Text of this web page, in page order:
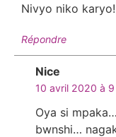
Nivyo niko
Répondre
Nice
10 avril 2020 à
Oya si
bwnshi…